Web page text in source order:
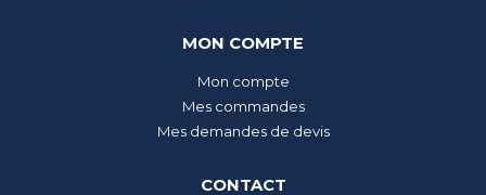
MON COMPTE
Mon compte
Mes commandes
Mes demandes de devis
CONTACT